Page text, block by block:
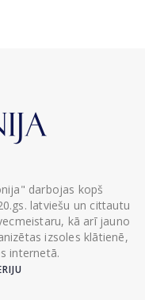
darbojas kopš
latviešu un cittautu
kā arī jauno
izsoles klātienē,
internetā.